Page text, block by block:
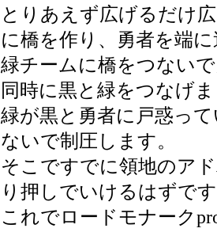
とりあえず広げるだけ
に橋を作り、勇者を端
緑チームに橋をつない
同時に黒と緑をつなげ
緑が黒と勇者に戸惑っ
ないで制圧します。
そこですでに領地のア
り押しでいけるはずで
これでロードモナーク